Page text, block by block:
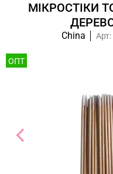
МІКРОСТІКИ
China
ОПТ